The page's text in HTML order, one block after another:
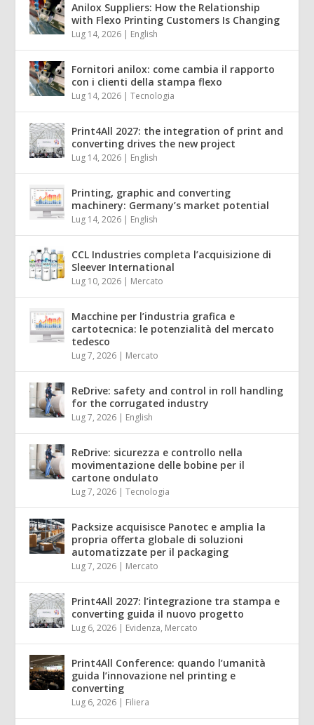
Anilox Suppliers: How the Relationship
with Flexo Printing Customers Is Changing
Lug 14, 2026 | English
Fornitori anilox: come cambia il rapporto
con i clienti della stampa flexo
Lug 14, 2026 |Tecnologia
Print4All 2027: the integration of print and
converting drives the new project
Lug 14, 2026 | English
Printing, graphic and converting
machinery: Germany’s market potential
Lug 14, 2026 | English
CCL Industries completa l’acquisizione di
Sleever International
Lug 10, 2026 | Mercato
Macchine per l’industria grafica e
cartotecnica: le potenzialità del mercato
tedesco
Lug 7, 2026 | Mercato
ReDrive: safety and control in roll handling
for the corrugated industry
Lug 7, 2026 | English
ReDrive: sicurezza e controllo nella
movimentazione delle bobine per il
cartone ondulato
Lug 7, 2026 |Tecnologia
Packsize acquisisce Panotec e amplia la
propria offerta globale di soluzioni
automatizzate per il packaging
Lug 7, 2026 | Mercato
Print4All 2027: l’integrazione tra stampa e
converting guida il nuovo progetto
Lug 6, 2026 | Evidenza, Mercato
Print4All Conference: quando l’umanità
guida l’innovazione nel printing e
converting
Lug 6, 2026 | Filiera